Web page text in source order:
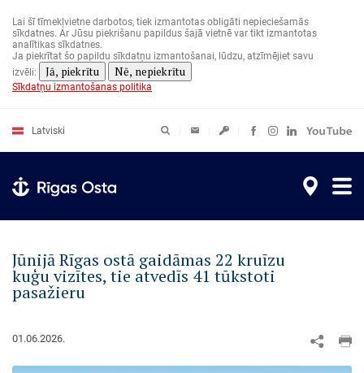
galveno
saturu
Lai šī tīmekļvietne darbotos, tiek izmantotas obligāti nepieciešamās
sīkdatnes. Ar Jūsu piekrišanu papildus šajā vietnē var tikt izmantotas
analītikas sīkdatnes.
Ja piekrītat šo papildu sīkdatņu izmantošanai, lūdzu, atzīmējiet savu
izvēli:
Jā, piekrītu Nē, nepiekrītu
Sīkdatņu izmantošanas politika
Latviski
Jūnijā Rīgas ostā gaidāmas 22 kruīzu
kuģu vizītes, tie atvedīs 41 tūkstoti
pasažieru
01.06.2026.